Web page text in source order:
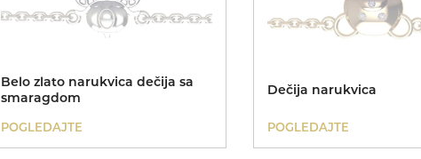
Belo zlato narukvica dečija sa
smaragdom
POGLEDAJTE
Dečija narukvica
POGLEDAJTE